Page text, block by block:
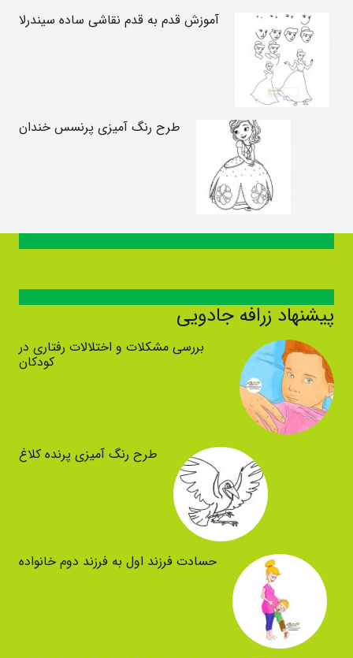
آموزش قدم به قدم نقاشی ساده سیندرلا
طرح رنگ آمیزی پرنسس خندان
پیشنهاد زرافه جادویی
بررسی مشکلات و اختلالات رفتاری در
کودکان
طرح رنگ آمیزی پرنده کلاغ
حسادت فرزند اول به فرزند دوم خانواده